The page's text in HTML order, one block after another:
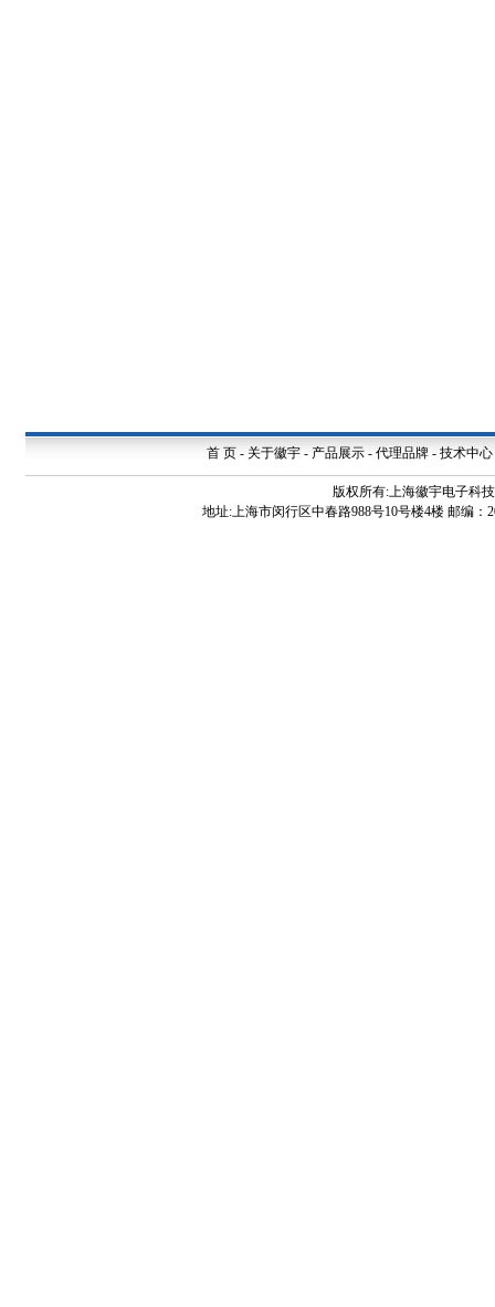
首 页- 关于徽宇- 产品展示- 代理品牌- 技术中心
版权所有:上海徽宇电子科
地址:上海市闵行区中春路988号10号楼4楼 邮编：